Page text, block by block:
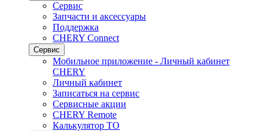
Сервис
Запчасти и аксессуары
Поддержка
CHERY Connect
Сервис
Мобильное приложение - Личный кабинет
CHERY
Личный кабинет
Записаться на сервис
Сервисные акции
CHERY Remote
Калькулятор ТО